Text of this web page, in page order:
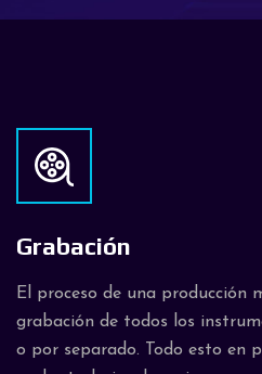
Grabación
El proceso de una producción
grabación de todos los
o por separado. Todo esto en